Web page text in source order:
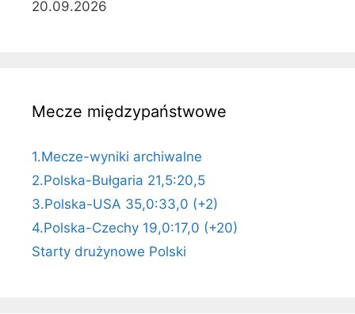
20.09.2026
Mecze międzypaństwowe
1.Mecze-wyniki archiwalne
2.Polska-Bułgaria 21,5:20,5
3.Polska-USA 35,0:33,0 (+2)
4.Polska-Czechy 19,0:17,0 (+20)
Starty drużynowe Polski